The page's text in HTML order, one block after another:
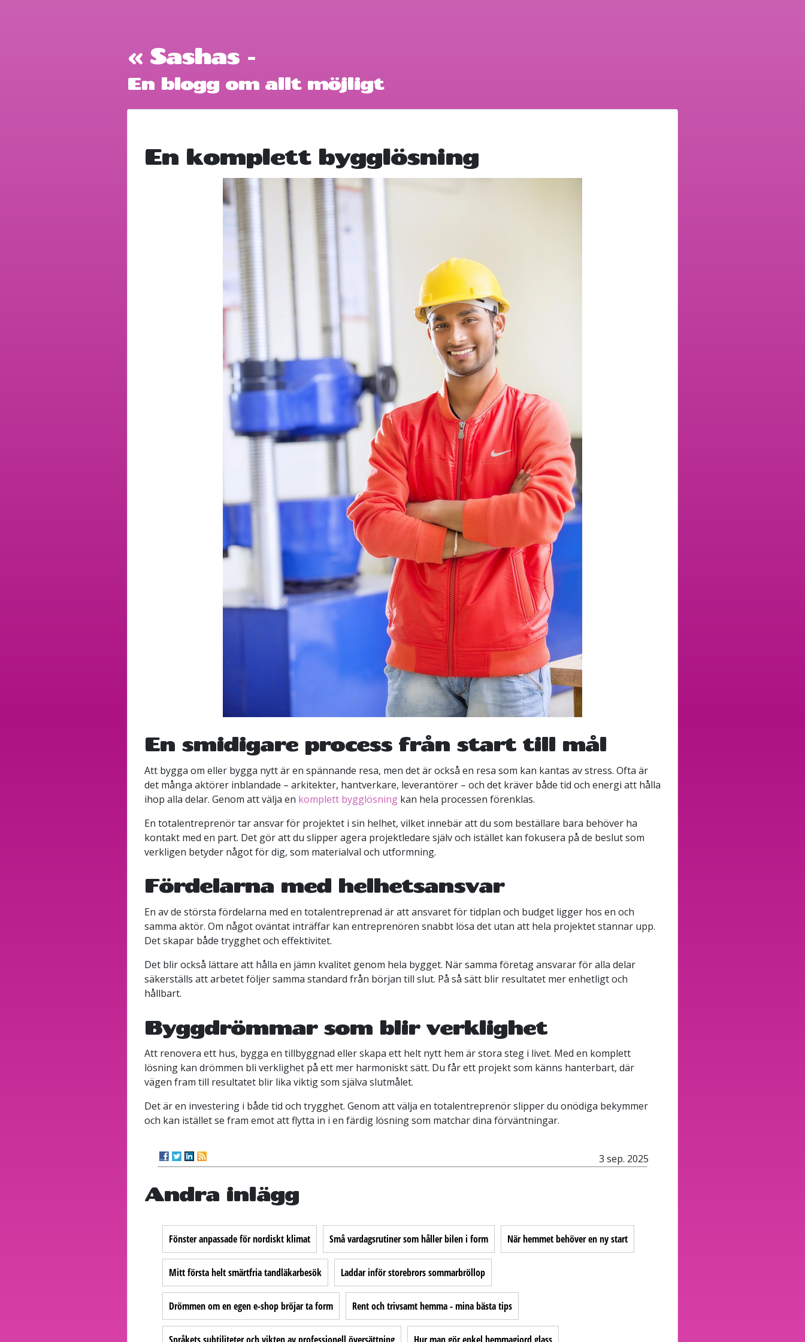
« Sashas -
En blogg om allt möjligt
En komplett bygglösning
En smidigare process från start till mål
Att bygga om eller bygga nytt är en spännande resa, men det är också en resa som kan kantas av stress. Ofta är
det många aktörer inblandade – arkitekter, hantverkare, leverantörer – och det kräver både tid och energi att hålla
ihop alla delar. Genom att välja en komplett bygglösning kan hela processen förenklas.
En totalentreprenör tar ansvar för projektet i sin helhet, vilket innebär att du som beställare bara behöver ha
kontakt med en part. Det gör att du slipper agera projektledare själv och istället kan fokusera på de beslut som
verkligen betyder något för dig, som materialval och utformning.
Fördelarna med helhetsansvar
En av de största fördelarna med en totalentreprenad är att ansvaret för tidplan och budget ligger hos en och
samma aktör. Om något oväntat inträffar kan entreprenören snabbt lösa det utan att hela projektet stannar upp.
Det skapar både trygghet och effektivitet.
Det blir också lättare att hålla en jämn kvalitet genom hela bygget. När samma företag ansvarar för alla delar
säkerställs att arbetet följer samma standard från början till slut. På så sätt blir resultatet mer enhetligt och
hållbart.
Byggdrömmar som blir verklighet
Att renovera ett hus, bygga en tillbyggnad eller skapa ett helt nytt hem är stora steg i livet. Med en komplett
lösning kan drömmen bli verklighet på ett mer harmoniskt sätt. Du får ett projekt som känns hanterbart, där
vägen fram till resultatet blir lika viktig som själva slutmålet.
Det är en investering i både tid och trygghet. Genom att välja en totalentreprenör slipper du onödiga bekymmer
och kan istället se fram emot att flytta in i en färdig lösning som matchar dina förväntningar.
3 sep. 2025
Andra inlägg
Fönster anpassade för nordiskt klimat Små vardagsrutiner som håller bilen i form När hemmet behöver en ny start
Mitt första helt smärtfria tandläkarbesök Laddar inför storebrors sommarbröllop
Drömmen om en egen e-shop bröjar ta form Rent och trivsamt hemma - mina bästa tips